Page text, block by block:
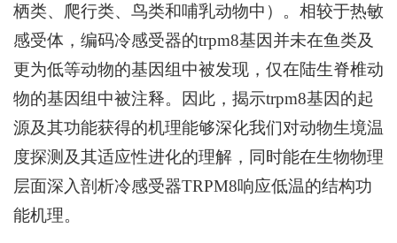
栖类、爬行类、鸟类和哺乳动物中）。相较于热敏
感受体，编码冷感受器的trpm8基因并未在鱼类及
更为低等动物的基因组中被发现，仅在陆生脊椎动
物的基因组中被注释。因此，揭示trpm8基因的起
源及其功能获得的机理能够深化我们对动物生境温
度探测及其适应性进化的理解，同时能在生物物理
层面深入剖析冷感受器TRPM8响应低温的结构功
能机理。